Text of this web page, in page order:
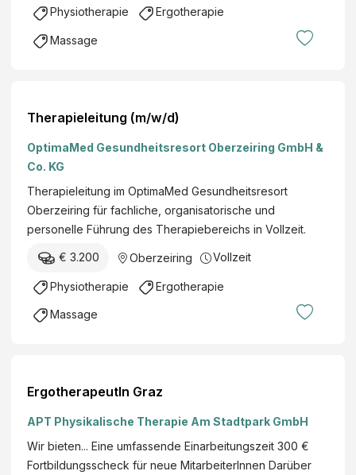
(
/
w
/
d
)
G
n
i
t
s
s
a
z
e
r
Physiotherapie Ergotherapie
Massage
Therapieleitung (m/w/d)
OptimaMed Gesundheitsresort Oberzeiring GmbH &
Co. KG
Therapieleitung im OptimaMed Gesundheitsresort
Oberzeiring für fachliche, organisatorische und
personelle Führung des Therapiebereichs in Vollzeit.
€ 3.200 Oberzeiring Vollzeit
Physiotherapie Ergotherapie
Massage
ErgotherapeutIn Graz
APT Physikalische Therapie Am Stadtpark GmbH
Wir bieten... Eine umfassende Einarbeitungszeit 300 €
Fortbildungsscheck für neue MitarbeiterInnen Darüber